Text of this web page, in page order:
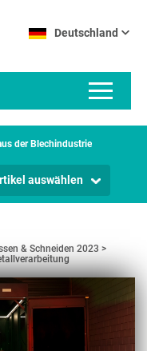
Deutschland
der Blechindustrie
auswählen
& Schneiden 2023